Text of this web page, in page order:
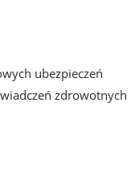
ubezpieczeń
zdrowotnych